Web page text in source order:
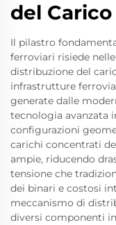
del
Il pilastro
ferroviari risiede
distribuzione del
infrastrutture
generate dalle
tecnologia avanzata
configurazioni
carichi concentrati
ampie, riducendo
tensione che
dei binari e costosi
meccanismo di
diversi componenti